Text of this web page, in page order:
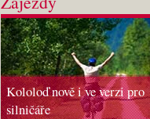
Kololoď nově i ve verzi pro
silničáře